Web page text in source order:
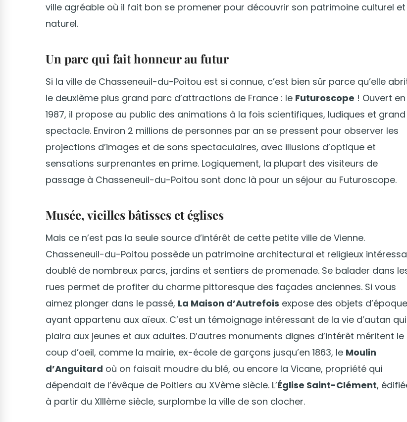
ville agréable où il fait bon se promener pour découvrir son patrimoine culturel et
naturel.
Un parc qui fait honneur au futur
Si la ville de Chasseneuil-du-Poitou est si connue, c’est bien sûr parce qu’elle
le deuxième plus grand parc d’attractions de France : le Futuroscope ! Ouvert en
1987, il propose au public des animations à la fois scientifiques, ludiques et grand
spectacle. Environ 2 millions de personnes par an se pressent pour observer les
projections d’images et de sons spectaculaires, avec illusions d’optique et
sensations surprenantes en prime. Logiquement, la plupart des visiteurs de
passage à Chasseneuil-du-Poitou sont donc là pour un séjour au Futuroscope.
Musée, vieilles bâtisses et églises
Mais ce n’est pas la seule source d’intérêt de cette petite ville de Vienne.
Chasseneuil-du-Poitou possède un patrimoine architectural et religieux
doublé de nombreux parcs, jardins et sentiers de promenade. Se balader dans
rues permet de profiter du charme pittoresque des façades anciennes. Si vous
aimez plonger dans le passé, La Maison d’Autrefois expose des objets d’époque
ayant appartenu aux aïeux. C’est un témoignage intéressant de la vie d’autan qui
plaira aux jeunes et aux adultes. D’autres monuments dignes d’intérêt méritent le
coup d’oeil, comme la mairie, ex-école de garçons jusqu’en 1863, le Moulin
d’Anguitard où on faisait moudre du blé, ou encore la Vicane, propriété qui
dépendait de l’évêque de Poitiers au XVème siècle. L’Église Saint-Clément,
à partir du XIIIème siècle, surplombe la ville de son clocher.